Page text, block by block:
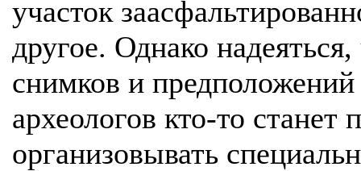
участок
другое. Однако
снимков и
археологов кто-то
организовывать